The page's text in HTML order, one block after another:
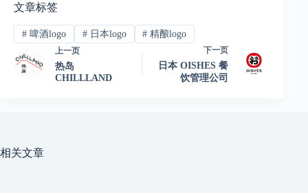
文章标签
#啤酒logo #日本logo # 精酿logo
上一页
热岛
CHILLLAND
下一页
日本 OISHES 餐
饮管理公司
相关文章